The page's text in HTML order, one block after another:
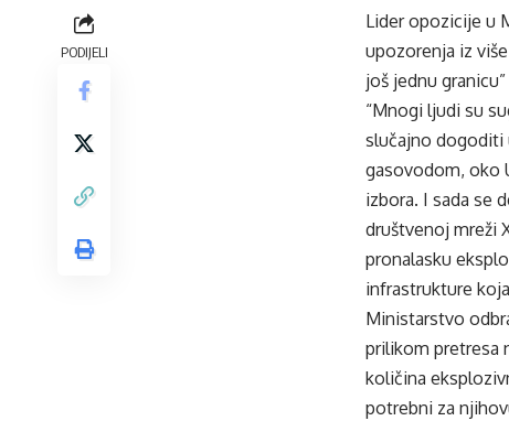
PODIJELI
Lider opozicije u
upozorenja iz
još jednu
“Mnogi ljudi su
slučajno dogoditi
gasovodom, oko
izbora. I sada se
društvenoj mreži
pronalasku
infrastrukture
Ministarstvo
prilikom pretresa
količina
potrebni za